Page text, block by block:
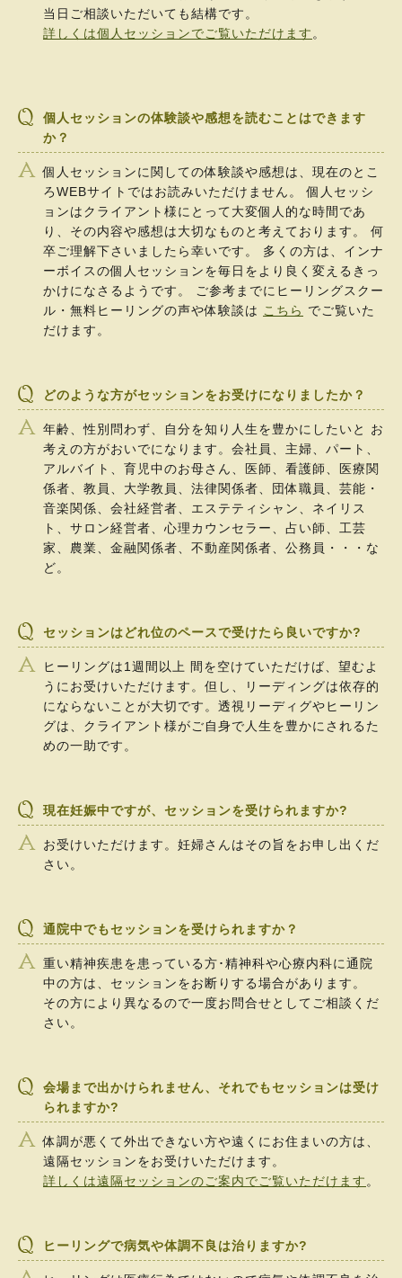
当日ご相談いただいても結構です。
詳しくは個人セッションでご覧いただけます。
個人セッションの体験談や感想を読むことはできます
か？
個人セッションに関しての体験談や感想は、現在のとこ
ろWEBサイトではお読みいただけません。 個人セッシ
ョンはクライアント様にとって大変個人的な時間であ
り、その内容や感想は大切なものと考えております。 何
卒ご理解下さいましたら幸いです。 多くの方は、インナ
ーボイスの個人セッションを毎日をより良く変えるきっ
かけになさるようです。 ご参考までにヒーリングスクー
ル・無料ヒーリングの声や体験談は こちら でご覧いた
だけます。
どのような方がセッションをお受けになりましたか？
年齢、性別問わず、自分を知り人生を豊かにしたいと お
考えの方がおいでになります。会社員、主婦、パート、
アルバイト、育児中のお母さん、医師、看護師、医療関
係者、教員、大学教員、法律関係者、団体職員、芸能・
音楽関係、会社経営者、エステティシャン、ネイリス
ト、サロン経営者、心理カウンセラー、占い師、工芸
家、農業、金融関係者、不動産関係者、公務員・・・な
ど。
セッションはどれ位のペースで受けたら良いですか?
ヒーリングは1週間以上 間を空けていただけば、望むよ
うにお受けいただけます。但し、リーディングは依存的
にならないことが大切です。透視リーディグやヒーリン
グは、クライアント様がご自身で人生を豊かにされるた
めの一助です。
現在妊娠中ですが、セッションを受けられますか?
お受けいただけます。妊婦さんはその旨をお申し出くだ
さい。
通院中でもセッションを受けられますか？
重い精神疾患を患っている方･精神科や心療内科に通院
中の方は、セッションをお断りする場合があります。
その方により異なるので一度お問合せとしてご相談くだ
さい。
会場まで出かけられません、それでもセッションは受け
られますか?
体調が悪くて外出できない方や遠くにお住まいの方は、
遠隔セッションをお受けいただけます。
詳しくは遠隔セッションのご案内でご覧いただけます。
ヒーリングで病気や体調不良は治りますか?